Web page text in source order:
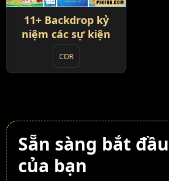
11+ Backdrop kỷ
niệm các sự kiện
CDR
Sẵn sàng bắt
của bạn